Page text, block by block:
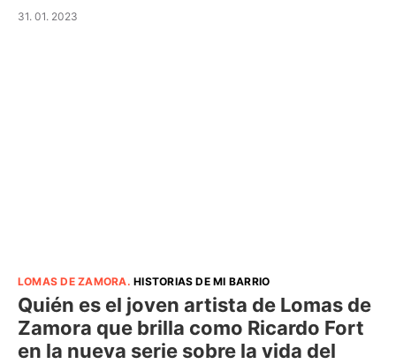
31. 01. 2023
LOMAS DE ZAMORA.HISTORIAS DE MI BARRIO
Quién es el joven artista de Lomas de
Zamora que brilla como Ricardo Fort
en la nueva serie sobre la vida del